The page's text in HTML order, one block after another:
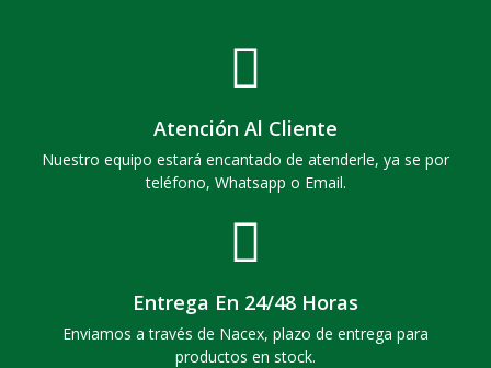
Atención Al Cliente
Nuestro equipo estará encantado de atenderle, ya se por
teléfono, Whatsapp o Email.
Entrega En 24/48 Horas
Enviamos a través de Nacex, plazo de entrega para
productos en stock.